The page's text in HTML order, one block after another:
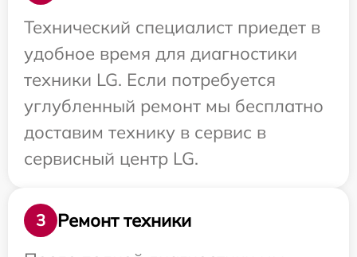
Технический специалист приедет в
удобное время для диагностики
техники LG. Если потребуется
углубленный ремонт мы бесплатно
доставим технику в сервис в
сервисный центр LG.
3
Ремонт техники